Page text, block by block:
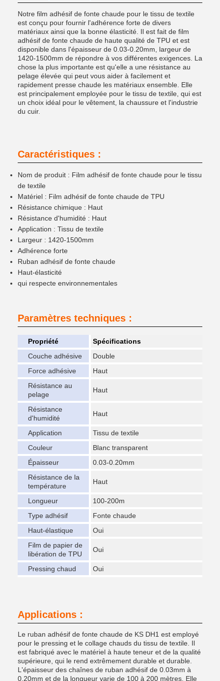
Notre film adhésif de fonte chaude pour le tissu de textile
est conçu pour fournir l'adhérence forte de divers
matériaux ainsi que la bonne élasticité. Il est fait de film
adhésif de fonte chaude de haute qualité de TPU et est
disponible dans l'épaisseur de 0.03-0.20mm, largeur de
1420-1500mm de répondre à vos différentes exigences. La
chose la plus importante est qu'elle a une résistance au
pelage élevée qui peut vous aider à facilement et
rapidement presse chaude les matériaux ensemble. Elle
est principalement employée pour le tissu de textile, qui est
un choix idéal pour le vêtement, la chaussure et l'industrie
du cuir.
Caractéristiques :
Nom de produit : Film adhésif de fonte chaude pour le tissu
de textile
Matériel : Film adhésif de fonte chaude de TPU
Résistance chimique : Haut
Résistance d'humidité : Haut
Application : Tissu de textile
Largeur : 1420-1500mm
Adhérence forte
Ruban adhésif de fonte chaude
Haut-élasticité
qui respecte environnementales
Paramètres techniques :
Propriété
Spécifications
Couche adhésive
Double
Force adhésive
Haut
Résistance au
pelage
Haut
Résistance
d'humidité
Haut
Application
Tissu de textile
Couleur
Blanc transparent
Épaisseur
0.03-0.20mm
Résistance de la
température
Haut
Longueur
100-200m
Type adhésif
Fonte chaude
Haut-élastique
Oui
Film de papier de
libération de TPU
Oui
Pressing chaud Oui
Applications :
Le ruban adhésif de fonte chaude de KS DH1 est employé
pour le pressing et le collage chauds du tissu de textile. Il
est fabriqué avec le matériel à haute teneur et de la qualité
supérieure, qui le rend extrêmement durable et durable.
L'épaisseur des chaînes de ruban adhésif de 0.03mm à
0.20mm et de la longueur varie de 100 à 200 mètres. Elle